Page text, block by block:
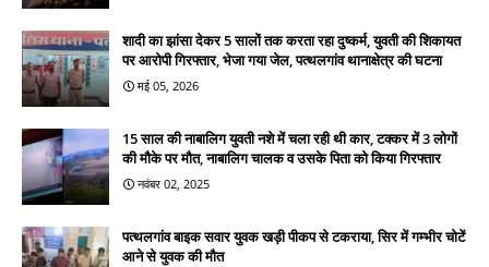
शादी का झांसा देकर 5 सालों तक करता रहा दुष्कर्म, युवती की शिकायत
पर आरोपी गिरफ्तार, भेजा गया जेल, पत्थलगांव थानाक्षेत्र की घटना
मई 05, 2026
15 साल की नाबालिग युवती नशे में चला रही थी कार, टक्कर में 3 लोगों
की मौके पर मौत, नाबालिग चालक व उसके पिता को किया गिरफ्तार
नवंबर 02, 2025
पत्थलगांव बाइक सवार युवक खड़ी पीकप से टकराया, सिर में गम्भीर चोटें
आने से युवक की मौत